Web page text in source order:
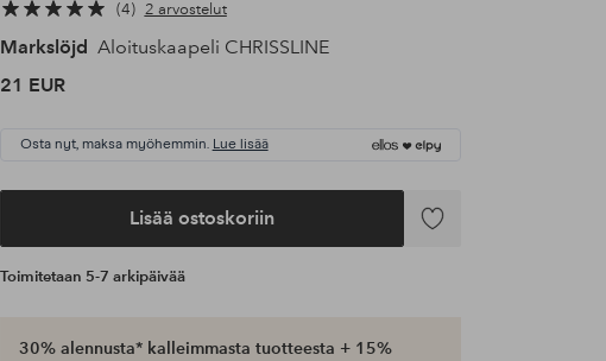
4 2 arvostelut
Markslöjd Aloituskaapeli CHRISSLINE
21 EUR
Osta nyt, maksa myöhemmin. Lue lisää
Lisää ostoskoriin
Lisää
Toimitetaan 5-7 arkipäivää
30% alennusta* kalleimmasta tuotteesta + 15%